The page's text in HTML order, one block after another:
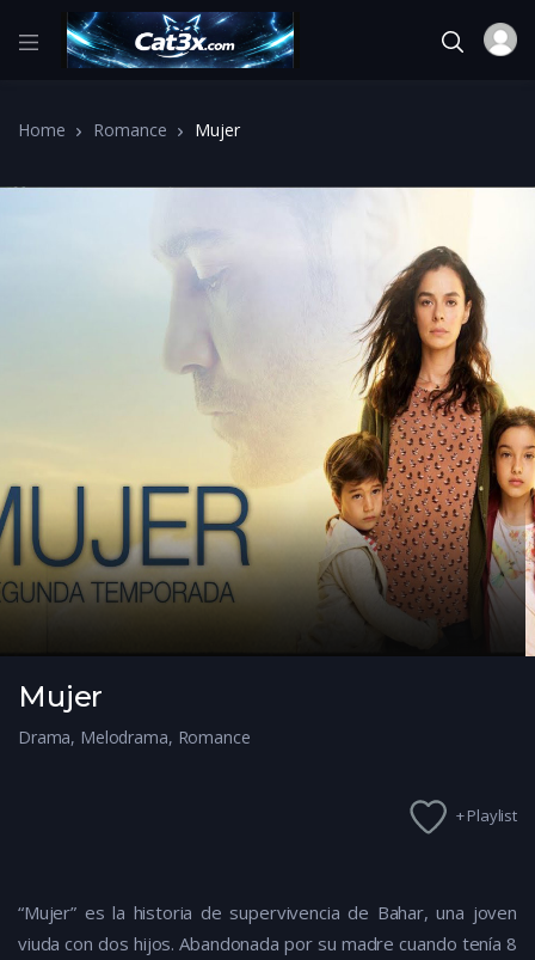
Home Romance Mujer
Mujer
Drama, Melodrama, Romance
+ Playlist
“Mujer” es la historia de supervivencia de Bahar, una joven
viuda con dos hijos. Abandonada por su madre cuando tenía 8